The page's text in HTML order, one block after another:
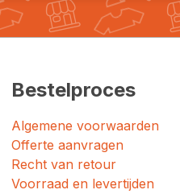
Bestelproces
Algemene voorwaarden
Offerte aanvragen
Recht van retour
Voorraad en levertijden